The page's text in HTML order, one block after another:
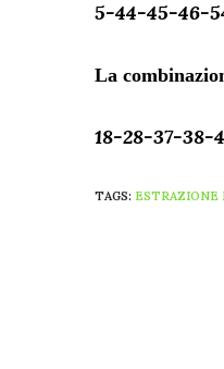
5-44-45-46-
La
18-28-37-38-
TAGS: ESTRAZIONE